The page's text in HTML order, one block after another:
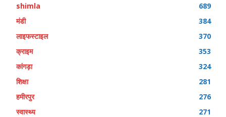
shimla
689
मंडी
384
लाइफस्टाइल
370
क्राइम
353
कांगड़ा
324
शिक्षा
281
हमीरपुर
276
स्वास्थ्य
271